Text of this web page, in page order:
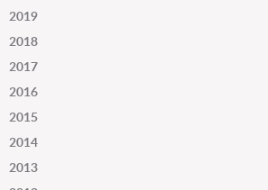
2019
2018
2017
2016
2015
2014
2013